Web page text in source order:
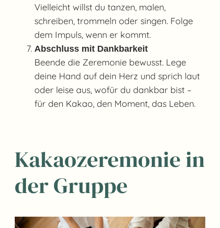
Vielleicht willst du tanzen, malen,
schreiben, trommeln oder singen. Folge
dem Impuls, wenn er kommt.
Abschluss mit Dankbarkeit
Beende die Zeremonie bewusst. Lege
deine Hand auf dein Herz und sprich laut
oder leise aus, wofür du dankbar bist –
für den Kakao, den Moment, das Leben.
Kakaozeremonie in
der Gruppe